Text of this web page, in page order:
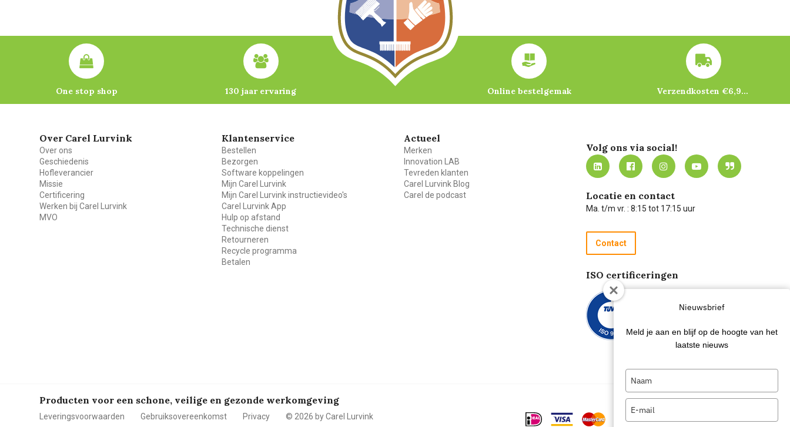
One stop shop 130 jaar ervaring Online bestelgemak Verzendkosten €6,95 – gratis bij je eerste bestelling vanaf €200
Over Carel Lurvink
Over ons
Geschiedenis
Hofleverancier
Missie
Certificering
Werken bij Carel Lurvink
MVO
Klantenservice
Bestellen
Bezorgen
Software koppelingen
Mijn Carel Lurvink
Mijn Carel Lurvink instructievideo's
Carel Lurvink App
Hulp op afstand
Technische dienst
Retourneren
Recycle programma
Betalen
Actueel
Merken
Innovation LAB
Tevreden klanten
Carel Lurvink Blog
Carel de podcast
Volg ons via social!
Locatie en contact
Ma. t/m vr. : 8:15 tot 17:15 uur
Contact
ISO certificeringen
Producten voor een schone, veilige en gezonde werkomgeving
Leveringsvoorwaarden Gebruiksovereenkomst Privacy © 2026 by Carel Lurvink
Nieuwsbrief
Meld je aan en blijf op de hoogte van het
laatste nieuws
name